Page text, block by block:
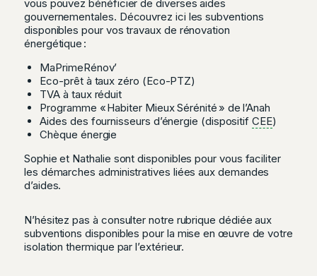
vous pouvez bénéficier de diverses aides
gouvernementales. Découvrez ici les subventions
disponibles pour vos travaux de rénovation
énergétique :
MaPrimeRénov’
Eco-prêt à taux zéro (Eco-PTZ)
TVA à taux réduit
Programme « Habiter Mieux Sérénité » de l’Anah
Aides des fournisseurs d’énergie (dispositifCEE)
Chèque énergie
Sophie et Nathalie sont disponibles pour vous faciliter
les démarches administratives liées aux demandes
d’aides.
N’hésitez pas à consulter notre rubrique dédiée aux
subventions disponibles pour la mise en œuvre de votre
isolation thermique par l’extérieur.